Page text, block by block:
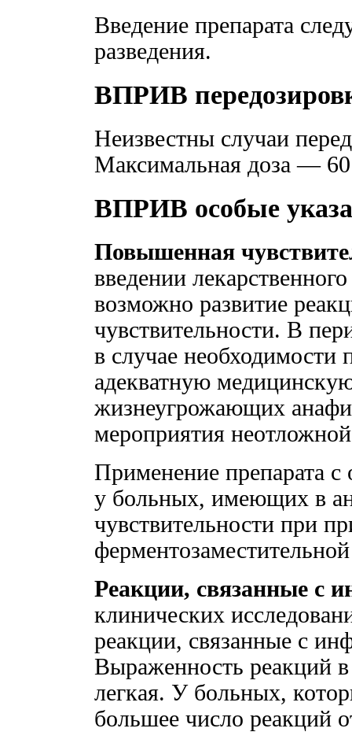
Введение препарата
разведения.
ВПРИВ
Неизвестны случаи
Максимальная доза —
ВПРИВ особые
Повышенная
введении
возможно развитие
чувствительности. В
в случае необходимости
адекватную
жизнеугрожающих
мероприятия
Применение препарата с
у больных, имеющих в
чувствительности при
Реакции, связанные с
клинических
реакции, связанные с
Выраженность реакций
легкая. У больных,
большее число реакций